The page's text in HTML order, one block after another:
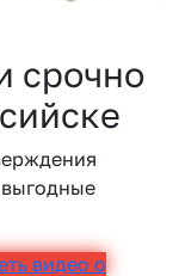
срочно
видео о